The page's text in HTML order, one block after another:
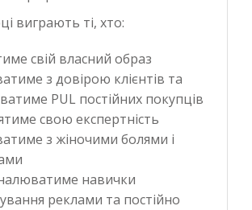
виграють ті, хто:
свій власний образ
з довірою клієнтів та
PUL постійних покупців
свою експертність
з жіночими болями і
навички
реклами та постійно